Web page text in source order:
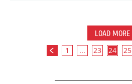
LOAD MORE
1 ... 23 24 25